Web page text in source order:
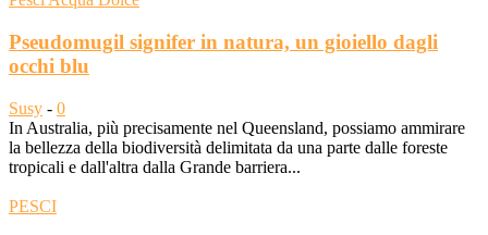
Pseudomugil signifer in natura, un gioiello dagli
occhi blu
Susy - 0
In Australia, più precisamente nel Queensland, possiamo ammirare
la bellezza della biodiversità delimitata da una parte dalle foreste
tropicali e dall'altra dalla Grande barriera...
PESCI